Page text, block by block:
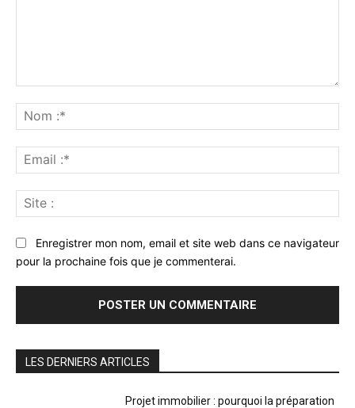
:*
:*
:
Enregistrer mon nom, email et site web dans ce navigateur
pour la prochaine fois que je commenterai.
LES DERNIERS ARTICLES
Projet immobilier : pourquoi la préparation